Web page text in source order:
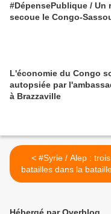
#DépensePublique / Un
secoue le Congo-
L'économie du Congo
autopsiée par
à Brazzaville
< #Syrie / Alep : trois
batailles dans la
(#Labévière)